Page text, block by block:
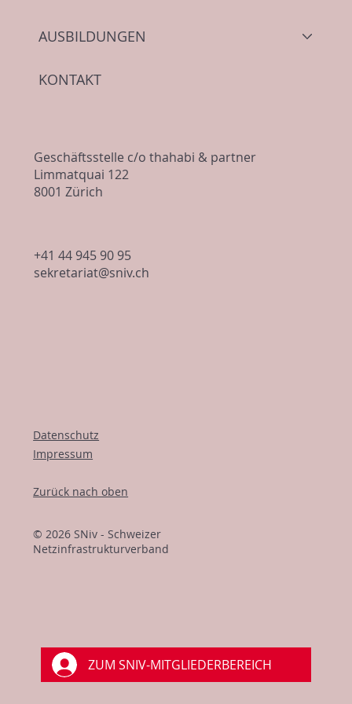
Count on us - Engagement zu Gunsten
AUSBILDUNGEN
KONTAKT
Geschäftsstelle c/o thahabi & partner
Limmatquai 122
8001 Zürich
+41 44 945 90 95
sekretariat@sniv.ch
ZUM SNIV-MITGLIEDERBEREICH
Datenschutz
Impressum
Zurück nach oben
© 2026 SNiv - Schweizer
Netzinfrastrukturverband